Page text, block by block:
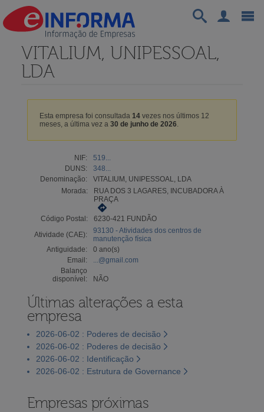
VITALIUM, UNIPESSOAL,
LDA
Esta empresa foi consultada 14vezes nos últimos 12
meses, a última vez a 30 de junho de 2026.
NIF:
519...
DUNS:
348...
Denominação:
VITALIUM, UNIPESSOAL, LDA
Morada:
RUA DOS 3 LAGARES, INCUBADORA À
PRAÇA
Código Postal:
6230-421 FUNDÃO
Atividade (CAE):
93130 - Atividades dos centros de
manutenção física
Antiguidade:
0 ano(s)
Email:
...@gmail.com
Balanço
disponível:
NÃO
Últimas alterações a esta
empresa
2026-06-02 : Poderes de decisão
2026-06-02 : Poderes de decisão
2026-06-02 : Identificação
2026-06-02 : Estrutura de Governance
Empresas próximas